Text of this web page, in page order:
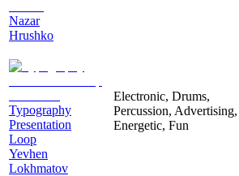
Nazar
Hrushko
Typography
Presentation
Loop
Yevhen
Lokhmatov
Electronic, Drums,
Percussion, Advertising,
Energetic, Fun